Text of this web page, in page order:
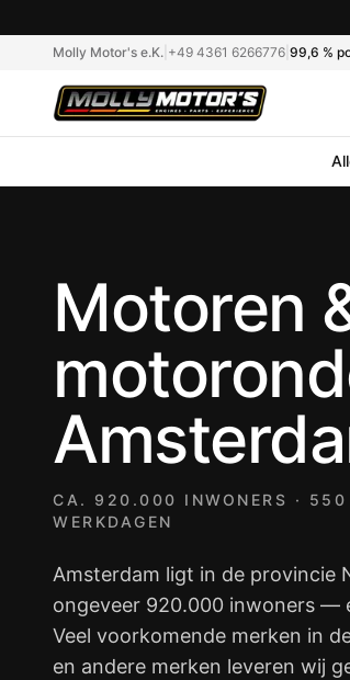
Molly Motor's e.K. +49 4361 6266776 99,6 %
Motoren
CA. 920.000 INWONERS ·
WERKDAGEN
Amsterdam ligt in de provincie
ongeveer 920.000 inwoners —
Veel voorkomende merken in
en andere merken leveren wij